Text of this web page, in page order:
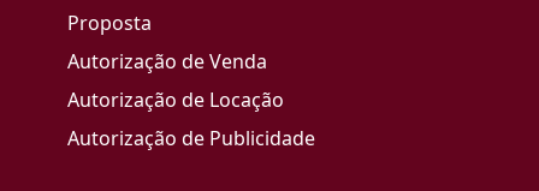
Proposta
Autorização de Venda
Autorização de Locação
Autorização de Publicidade